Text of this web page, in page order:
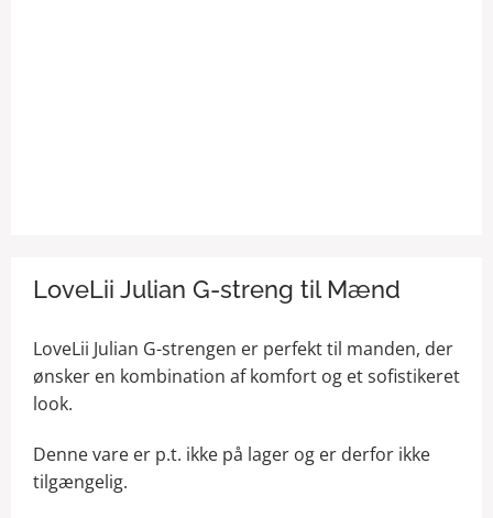
LoveLii Julian G-streng til Mænd
LoveLii Julian G-strengen er perfekt til manden, der
ønsker en kombination af komfort og et sofistikeret
look.
Denne vare er p.t. ikke på lager og er derfor ikke
tilgængelig.